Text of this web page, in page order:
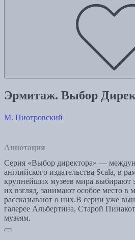
Эрмитаж. Выбор
М. Пиотровский
Аннотация
Серия «Выбор директора» —
английского издательства Scala, в
крупнейших музеев мира выбирают
их взгляд, занимают особое место в
рассказывают о них.В серии уже
галерее Альбертина, Старой
музеям.